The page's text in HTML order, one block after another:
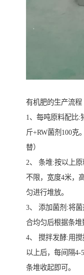
有机肥的生产流程
1、每吨原料配比:
斤+RW菌剂100克
替）
2、 条堆:按以上
不限，宽度4米，
匀进行堆放。
3、 添加菌剂:将
合均匀后根据条堆
4、 搅拌发酵:用
以上后，每间隔4-
条堆收起即可。